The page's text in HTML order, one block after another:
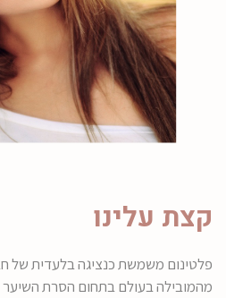
קצת עלינו
מהמובילה בעולם בתחום הסרת